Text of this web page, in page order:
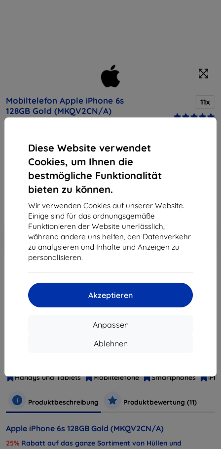
Diese Website verwendet
Cookies, um Ihnen die
bestmögliche Funktionalität
bieten zu können.
Wir verwenden Cookies auf unserer Website.
Einige sind für das ordnungsgemäße
Funktionieren der Website unerlässlich,
während andere uns helfen, den Datenverkehr
zu analysieren und Inhalte und Anzeigen zu
personalisieren.
Akzeptieren
Anpassen
Ablehnen
Mobiltelefon Apple iPhone 6s
128GB Gold (MKQV2CN/A)
11x
Kaufen Sie dieses Gerät und erhalten Sie
Rabatt
auf sämtliches Zubehör dafür!
Endpreis
424,90 €
382,41 €
-10%
Rabatt mit Gutschein
EXTRA10
In den
Warenkorb
ausverkauft
Handys und Tablets
Mobiltelefone Smartphones
Produktbeschreibung Produktbewertung (11)
Apple iPhone 6s 128GB Gold (MKQV2CN/A)
25% Rabatt auf das ganze Sortiment von Hüllen und